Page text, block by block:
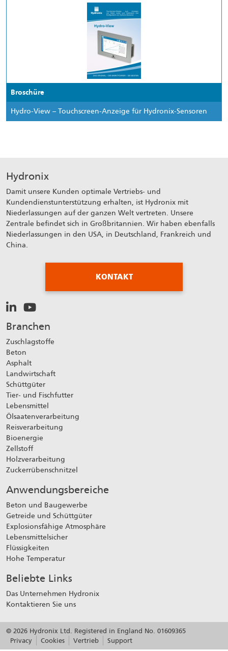
Broschüre
Hydro-View – Touchscreen-Anzeige für Hydronix-Sensoren
Hydronix
Damit unsere Kunden optimale Vertriebs- und
Kundendienstunterstützung erhalten, ist Hydronix mit
Niederlassungen auf der ganzen Welt vertreten. Unsere
Zentrale befindet sich in Großbritannien. Wir haben ebenfalls
Niederlassungen in den USA, in Deutschland, Frankreich und
China.
KONTAKT
Branchen
Zuschlagstoffe
Beton
Asphalt
Landwirtschaft
Schüttgüter
Tier- und Fischfutter
Lebensmittel
Ölsaatenverarbeitung
Reisverarbeitung
Bioenergie
Zellstoff
Holzverarbeitung
Zuckerrübenschnitzel
Anwendungsbereiche
Beton und Baugewerbe
Getreide und Schüttgüter
Explosionsfähige Atmosphäre
Lebensmittelsicher
Flüssigkeiten
Hohe Temperatur
Beliebte Links
Das Unternehmen Hydronix
Kontaktieren Sie uns
© 2026 Hydronix Ltd. Registered in England No. 01609365
Privacy
Cookies Vertrieb Support